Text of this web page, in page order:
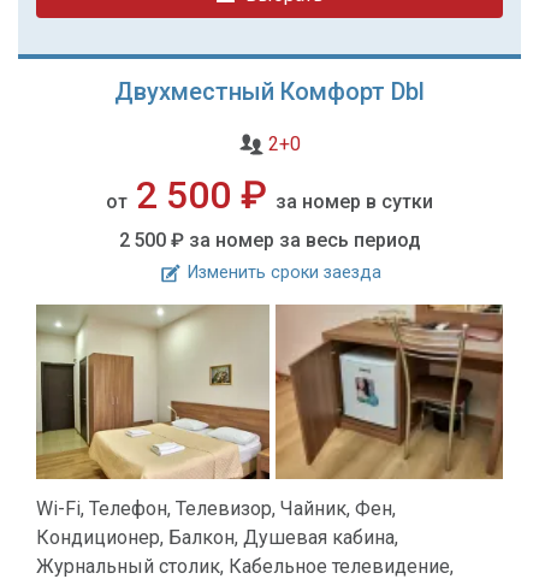
Двухместный Комфорт Dbl
2+0
от 2 500 ₽ за номер в сутки
2 500 ₽ за номер за весь период
Изменить сроки заезда
Wi-Fi, Телефон, Телевизор, Чайник, Фен,
Кондиционер, Балкон, Душевая кабина,
Журнальный столик, Кабельное телевидение,